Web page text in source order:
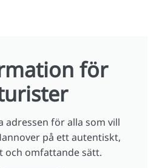
för
adressen för alla som vill
på ett autentiskt,
och omfattande sätt.